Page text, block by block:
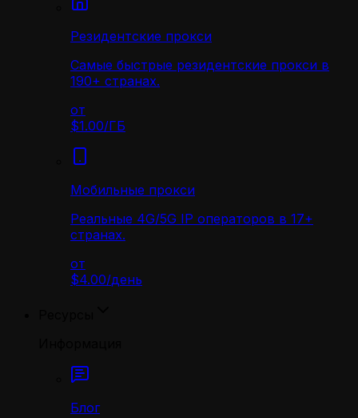
Резидентские прокси
Самые быстрые резидентские прокси в
190+ странах.
от
$1.00/ГБ
Мобильные прокси
Реальные 4G/5G IP операторов в 17+
странах.
от
$4.00/день
Блог